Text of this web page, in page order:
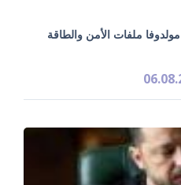
ملفات الأمن والطاقة